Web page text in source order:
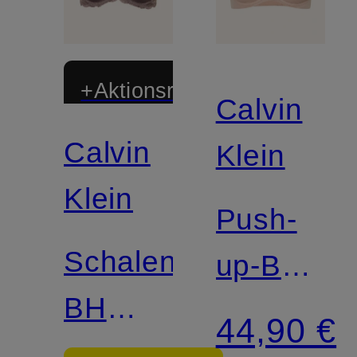
+Aktionsrabatt
Mix &
Match
Calvin
Klein
Schalen-
BH
Calvin
Klein
Push-
up-BH
44,90 €